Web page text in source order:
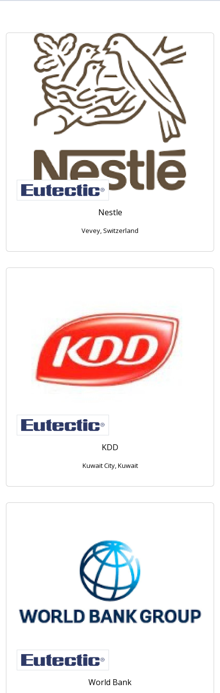
Nestle
Vevey, Switzerland
KDD
Kuwait City, Kuwait
World Bank